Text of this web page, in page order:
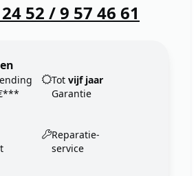
52 / 9 57 46 61
Tot vijf jaar
Garantie
Reparatie-
service